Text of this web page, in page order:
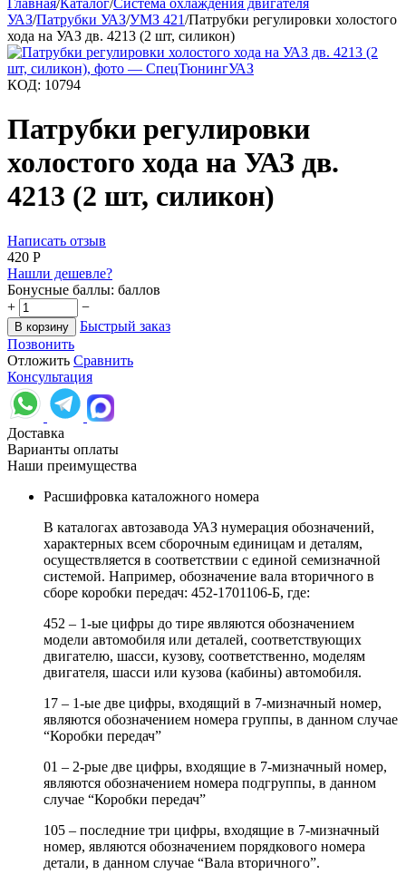
Главная/Каталог/Система охлаждения двигателя
УАЗ/Патрубки УАЗ/УМЗ 421/Патрубки регулировки холостого
хода на УАЗ дв. 4213 (2 шт, силикон)
КОД: 10794
Патрубки регулировки
холостого хода на УАЗ дв.
4213 (2 шт, силикон)
Написать отзыв
‍420‍ Р
Нашли дешевле?
Бонусные баллы: баллов
+
−
В корзину
Быстрый заказ
Позвонить
Отложить Сравнить
Консультация
Доставка
Варианты оплаты
Наши преимущества
Расшифровка каталожного номера
В каталогах автозавода УАЗ нумерация обозначений,
характерных всем сборочным единицам и деталям,
осуществляется в соответствии с единой семизначной
системой. Например, обозначение вала вторичного в
сборе коробки передач: 452-1701106-Б, где:
452 – 1-ые цифры до тире являются обозначением
модели автомобиля или деталей, соответствующих
двигателю, шасси, кузову, соответственно, моделям
двигателя, шасси или кузова (кабины) автомобиля.
17 – 1-ые две цифры, входящий в 7-мизначный номер,
являются обозначением номера группы, в данном случае
“Коробки передач”
01 – 2-рые две цифры, входящие в 7-мизначный номер,
являются обозначением номера подгруппы, в данном
случае “Коробки передач”
105 – последние три цифры, входящие в 7-мизначный
номер, являются обозначением порядкового номера
детали, в данном случае “Вала вторичного”.